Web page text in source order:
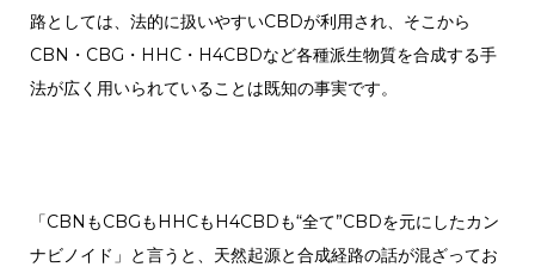
路としては、法的に扱いやすいCBDが利用され、そこから
CBN・CBG・HHC・H4CBDなど各種派生物質を合成する手
法が広く用いられていることは既知の事実です。
「CBNもCBGもHHCもH4CBDも“全て”CBDを元にしたカン
ナビノイド」と言うと、天然起源と合成経路の話が混ざってお